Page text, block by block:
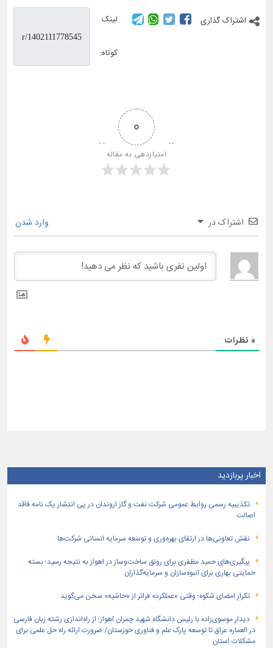
اشتراک گذاری لینک
کوتاه:
0
امتیازدهی به مقاله
اشتراک در وارد شدن
0 نظرات
اخبار پربازدید
تكذیبیه رسمی روابط عمومی شركت نفت و گاز اروندان در پی انتشار یک نامه فاقد
اصالت
نقش تعاونی‌ها در ارتقای بهره‌وری و توسعه سرمایه انسانی شرکت‌ها
پیگیری‌های حمید مظفری برای رونق ساخت‌وساز در اهواز به نتیجه رسید؛ بسته
حمایتی بهاری برای انبوه‌سازان و سرمایه‌گذاران
تکرارِ امضای شکوه؛ وقتی «عملکرد» فراتر از «حاشیه» سخن می‌گوید
دیدار موسوی‌زاده با رئیس دانشگاه شهید چمران اهواز؛ از راه‌اندازی رشته زبان فارسی
در العماره عراق تا توسعه پارک علم و فناوری خوزستان/ ضرورت ارائه راه حل علمی برای
مشکلات استان